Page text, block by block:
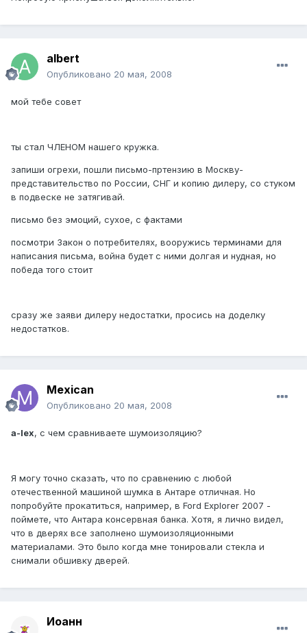
albert
Опубликовано 20 мая, 2008
мой тебе совет
ты стал ЧЛЕНОМ нашего кружка.
запиши огрехи, пошли письмо-пртензию в Москву-
представительство по России, СНГ и копию дилеру, со стуком
в подвеске не затягивай.
письмо без эмоций, сухое, с фактами
посмотри Закон о потребителях, вооружись терминами для
написания письма, война будет с ними долгая и нудная, но
победа того стоит
сразу же заяви дилеру недостатки, просись на доделку
недостатков.
Mexican
Опубликовано 20 мая, 2008
a-lex, с чем сравниваете шумоизоляцию?
Я могу точно сказать, что по сравнению с любой
отечественной машиной шумка в Антаре отличная. Но
попробуйте прокатиться, например, в Ford Explorer 2007 -
поймете, что Антара консервная банка. Хотя, я лично видел,
что в дверях все заполнено шумоизоляционными
материалами. Это было когда мне тонировали стекла и
снимали обшивку дверей.
Иоанн